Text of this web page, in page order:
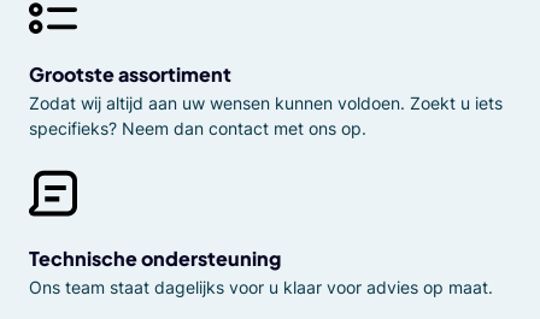
Grootste assortiment
Zodat wij altijd aan uw wensen kunnen voldoen. Zoekt u iets
specifieks? Neem dan contact met ons op.
Technische ondersteuning
Ons team staat dagelijks voor u klaar voor advies op maat.